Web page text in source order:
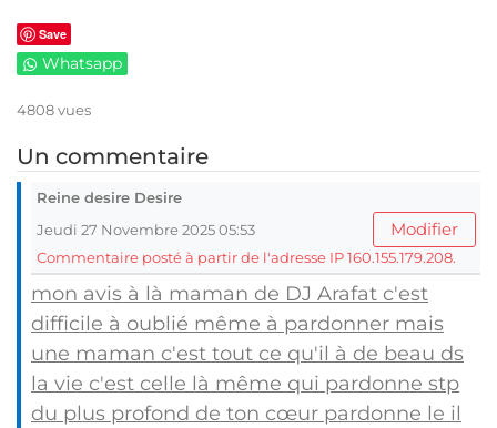
Save
Whatsapp
4808 vues
Un commentaire
Reine desire Desire
Jeudi 27 Novembre 2025 05:53
Modifier
Commentaire posté à partir de l'adresse IP 160.155.179.208.
mon avis à là maman de DJ Arafat c'est
difficile à oublié même à pardonner mais
une maman c'est tout ce qu'il à de beau ds
la vie c'est celle là même qui pardonne stp
du plus profond de ton cœur pardonne le il